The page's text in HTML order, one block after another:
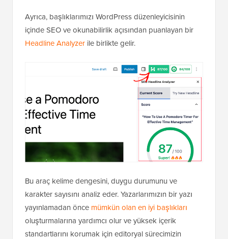
Ayrıca, başlıklarımızı WordPress düzenleyicisinin
içinde SEO ve okunabilirlik açısından puanlayan bir
Headline Analyzer ile birlikte gelir.
Bu araç kelime dengesini, duygu durumunu ve
karakter sayısını analiz eder. Yazarlarımızın bir yazı
yayınlamadan önce mümkün olan en iyi başlıkları
oluşturmalarına yardımcı olur ve yüksek içerik
standartlarını korumak için editoryal sürecimizin